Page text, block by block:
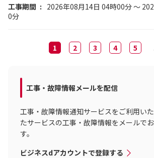
工事期間
2026年08月14日 04時00分 ～
0分
1 2 3 4 5
工事・故障情報メールを配信
工事・故障情報通知サービスをご利用い
たサービスの工事・故障情報をメールで
す。
ビジネスdアカウントで登録する